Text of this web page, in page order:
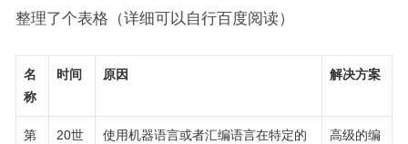
整理了个表格（详细可以自行百度阅读）
名
称
时间 原因 解决方案
第
20世
使用机器语言或者汇编语言在特定的
高级的编